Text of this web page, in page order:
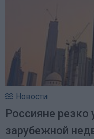
Новости
Россияне резко
зарубежной